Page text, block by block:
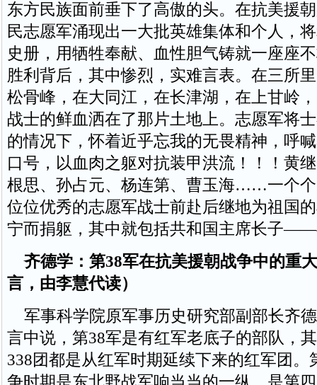
东方民族面前垂下了高傲的头。在抗美援
民志愿军涌现出一大批英雄集体和个人，
史册，用牺牲奉献、血性胆气铸就一座座
胜利背后，其中惨烈，实难言表。在三所
松骨峰，在大同江，在长津湖，在上甘岭
战士的鲜血洒在了那片土地上。志愿军将
的情况下，怀着近乎忘我的无畏精神，呼
口号，以血肉之躯对抗装甲洪流！！！黄
根思、孙占元、杨连第、曹玉海……一个
位位优秀的志愿军战士前赴后继地为祖国
宁而捐躯，其中就包括共和国主席长子
齐德学：第38军在抗美援朝战争中的重
言，由李慧代读）
军事科学院原军事历史研究部副部长齐
言中说，第38军是有红军老底子的部队，
338团都是从红军时期延续下来的红军团。